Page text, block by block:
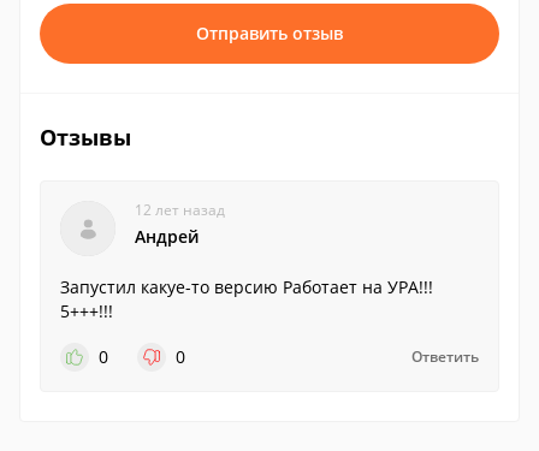
Отправить отзыв
Отзывы
12 лет назад
Андрей
Запустил какуе-то версию Работает на УРА!!!
5+++!!!
0
0 Ответить